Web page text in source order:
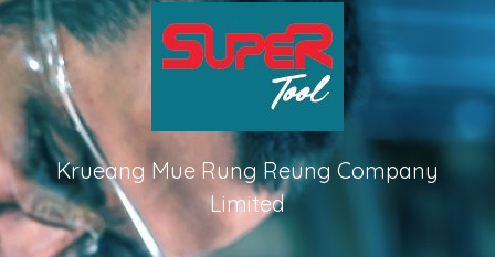
Krueang Mue Rung Reung Company
Limited